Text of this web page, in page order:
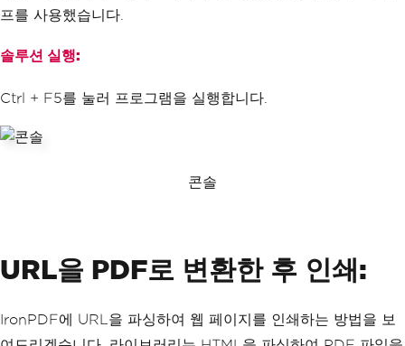
Printed Successfully!" , i);
프를 사용했습니다.
솔루션 실행:
Ctrl + F5를 눌러 프로그램을 실행합니다.
콘솔
URL을 PDF로 변환한 후 인쇄:
IronPDF에 URL을 파싱하여 웹 페이지를 인쇄하는 방법을 보